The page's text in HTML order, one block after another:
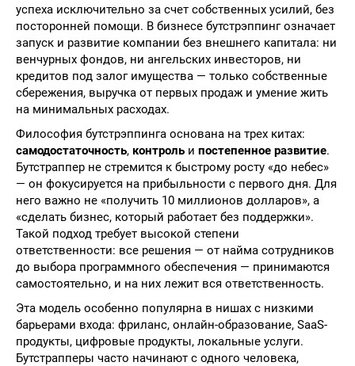
успеха исключительно за счет собственных усилий, без
посторонней помощи. В бизнесе бутстрэппинг означает
запуск и развитие компании без внешнего капитала: ни
венчурных фондов, ни ангельских инвесторов, ни
кредитов под залог имущества — только собственные
сбережения, выручка от первых продаж и умение жить
на минимальных расходах.
Философия бутстрэппинга основана на трех китах:
самодостаточность, контроль и постепенное развитие.
Бутстраппер не стремится к быстрому росту «до небес»
— он фокусируется на прибыльности с первого дня. Для
него важно не «получить 10 миллионов долларов», а
«сделать бизнес, который работает без поддержки».
Такой подход требует высокой степени
ответственности: все решения — от найма сотрудников
до выбора программного обеспечения — принимаются
самостоятельно, и на них лежит вся ответственность.
Эта модель особенно популярна в нишах с низкими
барьерами входа: фриланс, онлайн-образование, SaaS-
продукты, цифровые продукты, локальные услуги.
Бутстрапперы часто начинают с одного человека,